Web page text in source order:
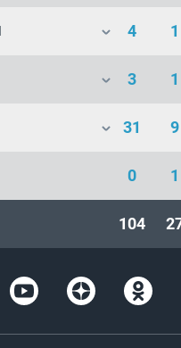
4 1
3 1
31 9
0 1
104